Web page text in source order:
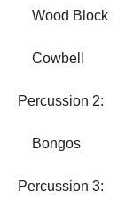
Wood Block
Cowbell
Percussion 2:
Bongos
Percussion 3: